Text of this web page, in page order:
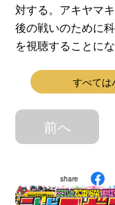
対する。アキヤマ
後の戦いのために
を視聴することに
すべては
前へ
share